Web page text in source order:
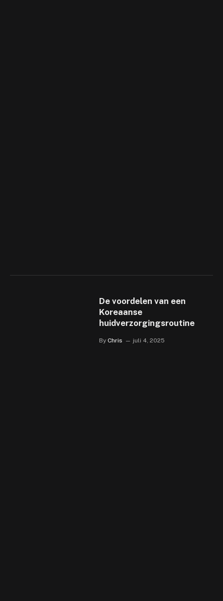
De voordelen van een
Koreaanse
huidverzorgingsroutine
By Chris juli 4, 2025